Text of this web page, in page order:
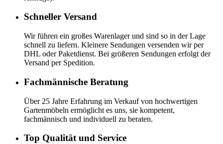
Schneller Versand
Wir führen ein großes Warenlager und sind so in der Lage
schnell zu liefern. Kleinere Sendungen versenden wir per
DHL oder Paketdienst. Bei größeren Sendungen erfolgt der
Versand per Spedition.
Fachmännische Beratung
Über 25 Jahre Erfahrung im Verkauf von hochwertigen
Gartenmöbeln ermöglicht es uns, sie kompetent,
fachmännisch und individuell zu beraten.
Top Qualität und Service